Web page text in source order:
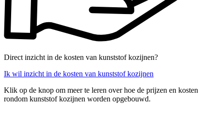
Direct inzicht in de kosten van kunststof kozijnen?
Ik wil inzicht in de kosten van kunststof kozijnen
Klik op de knop om meer te leren over hoe de prijzen en kosten
rondom kunststof kozijnen worden opgebouwd.